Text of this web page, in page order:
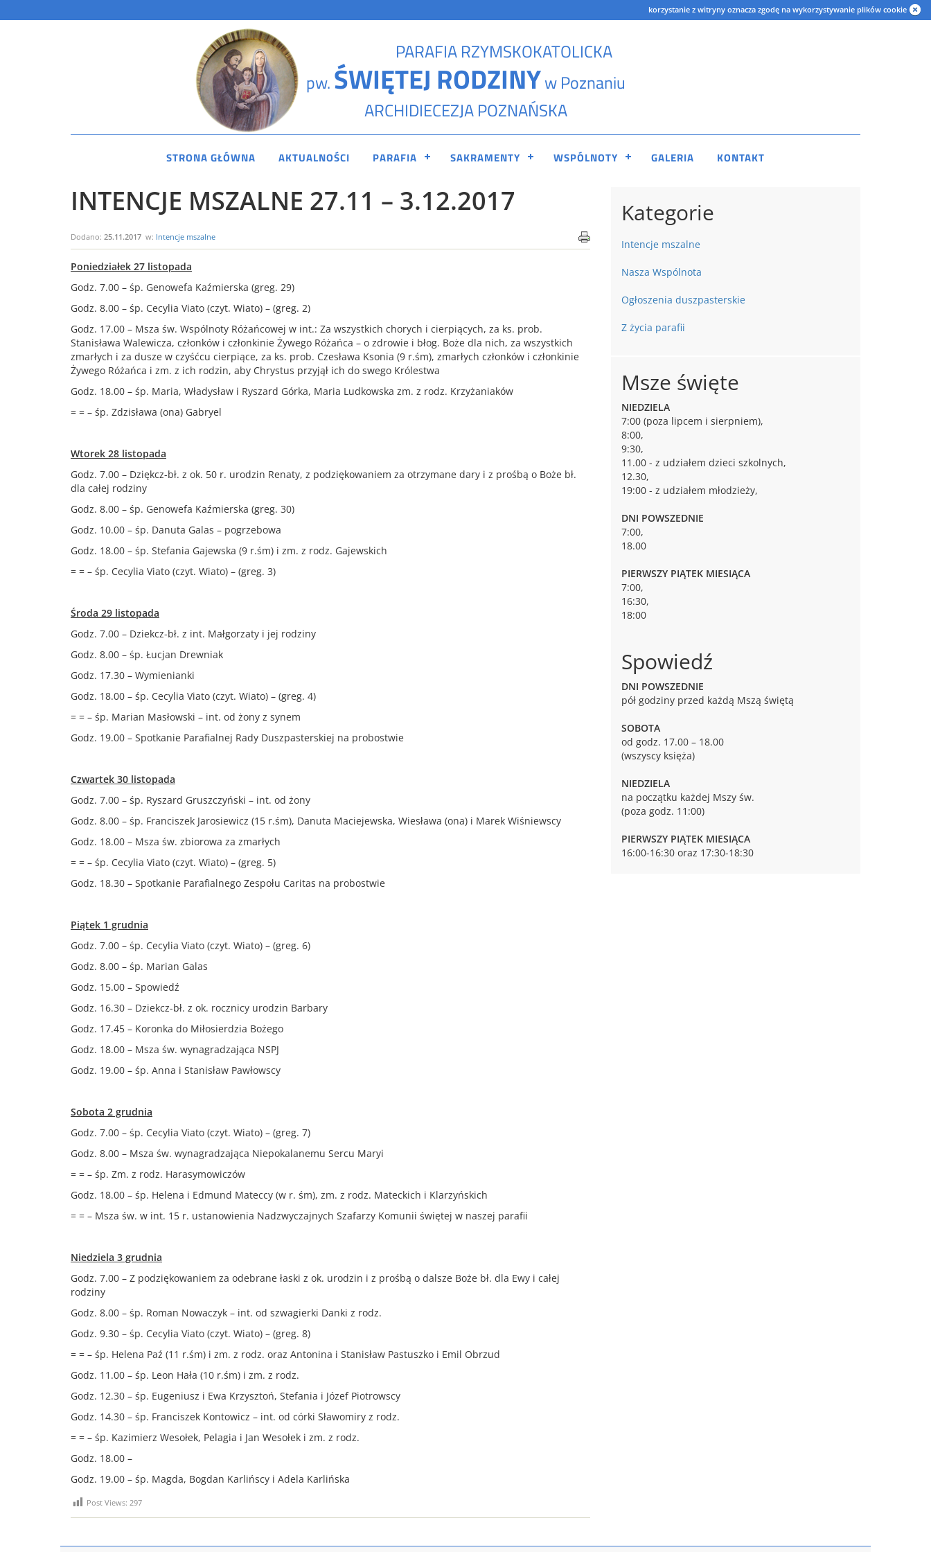
korzystanie z witryny oznacza zgodę na wykorzystywanie plików cookie
PARAFIA RZYMSKOKATOLICKA
pw.ŚWIĘTEJ RODZINYw Poznaniu
ARCHIDIECEZJA POZNAŃSKA
STRONA GŁÓWNA AKTUALNOŚCI PARAFIA SAKRAMENTY WSPÓLNOTY GALERIA KONTAKT
INTENCJE MSZALNE 27.11 – 3.12.2017
Dodano: 25.11.2017 w: Intencje mszalne
Poniedziałek 27 listopada
Godz. 7.00 – śp. Genowefa Kaźmierska (greg. 29)
Godz. 8.00 – śp. Cecylia Viato (czyt. Wiato) – (greg. 2)
Godz. 17.00 – Msza św. Wspólnoty Różańcowej w int.: Za wszystkich chorych i cierpiących, za ks. prob.
Stanisława Walewicza, członków i członkinie Żywego Różańca – o zdrowie i błog. Boże dla nich, za wszystkich
zmarłych i za dusze w czyśćcu cierpiące, za ks. prob. Czesława Ksonia (9 r.śm), zmarłych członków i członkinie
Żywego Różańca i zm. z ich rodzin, aby Chrystus przyjął ich do swego Królestwa
Godz. 18.00 – śp. Maria, Władysław i Ryszard Górka, Maria Ludkowska zm. z rodz. Krzyżaniaków
= = – śp. Zdzisława (ona) Gabryel
Wtorek 28 listopada
Godz. 7.00 – Dziękcz-bł. z ok. 50 r. urodzin Renaty, z podziękowaniem za otrzymane dary i z prośbą o Boże bł.
dla całej rodziny
Godz. 8.00 – śp. Genowefa Kaźmierska (greg. 30)
Godz. 10.00 – śp. Danuta Galas – pogrzebowa
Godz. 18.00 – śp. Stefania Gajewska (9 r.śm) i zm. z rodz. Gajewskich
= = – śp. Cecylia Viato (czyt. Wiato) – (greg. 3)
Środa 29 listopada
Godz. 7.00 – Dziekcz-bł. z int. Małgorzaty i jej rodziny
Godz. 8.00 – śp. Łucjan Drewniak
Godz. 17.30 – Wymienianki
Godz. 18.00 – śp. Cecylia Viato (czyt. Wiato) – (greg. 4)
= = – śp. Marian Masłowski – int. od żony z synem
Godz. 19.00 – Spotkanie Parafialnej Rady Duszpasterskiej na probostwie
Czwartek 30 listopada
Godz. 7.00 – śp. Ryszard Gruszczyński – int. od żony
Godz. 8.00 – śp. Franciszek Jarosiewicz (15 r.śm), Danuta Maciejewska, Wiesława (ona) i Marek Wiśniewscy
Godz. 18.00 – Msza św. zbiorowa za zmarłych
= = – śp. Cecylia Viato (czyt. Wiato) – (greg. 5)
Godz. 18.30 – Spotkanie Parafialnego Zespołu Caritas na probostwie
Piątek 1 grudnia
Godz. 7.00 – śp. Cecylia Viato (czyt. Wiato) – (greg. 6)
Godz. 8.00 – śp. Marian Galas
Godz. 15.00 – Spowiedź
Godz. 16.30 – Dziekcz-bł. z ok. rocznicy urodzin Barbary
Godz. 17.45 – Koronka do Miłosierdzia Bożego
Godz. 18.00 – Msza św. wynagradzająca NSPJ
Godz. 19.00 – śp. Anna i Stanisław Pawłowscy
Sobota 2 grudnia
Godz. 7.00 – śp. Cecylia Viato (czyt. Wiato) – (greg. 7)
Godz. 8.00 – Msza św. wynagradzająca Niepokalanemu Sercu Maryi
= = – śp. Zm. z rodz. Harasymowiczów
Godz. 18.00 – śp. Helena i Edmund Mateccy (w r. śm), zm. z rodz. Mateckich i Klarzyńskich
= = – Msza św. w int. 15 r. ustanowienia Nadzwyczajnych Szafarzy Komunii świętej w naszej parafii
Niedziela 3 grudnia
Godz. 7.00 – Z podziękowaniem za odebrane łaski z ok. urodzin i z prośbą o dalsze Boże bł. dla Ewy i całej
rodziny
Godz. 8.00 – śp. Roman Nowaczyk – int. od szwagierki Danki z rodz.
Godz. 9.30 – śp. Cecylia Viato (czyt. Wiato) – (greg. 8)
= = – śp. Helena Paź (11 r.śm) i zm. z rodz. oraz Antonina i Stanisław Pastuszko i Emil Obrzud
Godz. 11.00 – śp. Leon Hała (10 r.śm) i zm. z rodz.
Godz. 12.30 – śp. Eugeniusz i Ewa Krzysztoń, Stefania i Józef Piotrowscy
Godz. 14.30 – śp. Franciszek Kontowicz – int. od córki Sławomiry z rodz.
= = – śp. Kazimierz Wesołek, Pelagia i Jan Wesołek i zm. z rodz.
Godz. 18.00 –
Godz. 19.00 – śp. Magda, Bogdan Karlińscy i Adela Karlińska
Post Views: 297
Kategorie
Intencje mszalne
Nasza Wspólnota
Ogłoszenia duszpasterskie
Z życia parafii
Msze święte
NIEDZIELA
7:00 (poza lipcem i sierpniem),
8:00,
9:30,
11.00 - z udziałem dzieci szkolnych,
12.30,
19:00 - z udziałem młodzieży,
DNI POWSZEDNIE
7:00,
18.00
PIERWSZY PIĄTEK MIESIĄCA
7:00,
16:30,
18:00
Spowiedź
DNI POWSZEDNIE
pół godziny przed każdą Mszą świętą
SOBOTA
od godz. 17.00 – 18.00
(wszyscy księża)
NIEDZIELA
na początku każdej Mszy św.
(poza godz. 11:00)
PIERWSZY PIĄTEK MIESIĄCA
16:00-16:30 oraz 17:30-18:30